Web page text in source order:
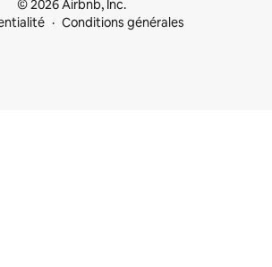
© 2026 Airbnb, Inc.
Conditions générales